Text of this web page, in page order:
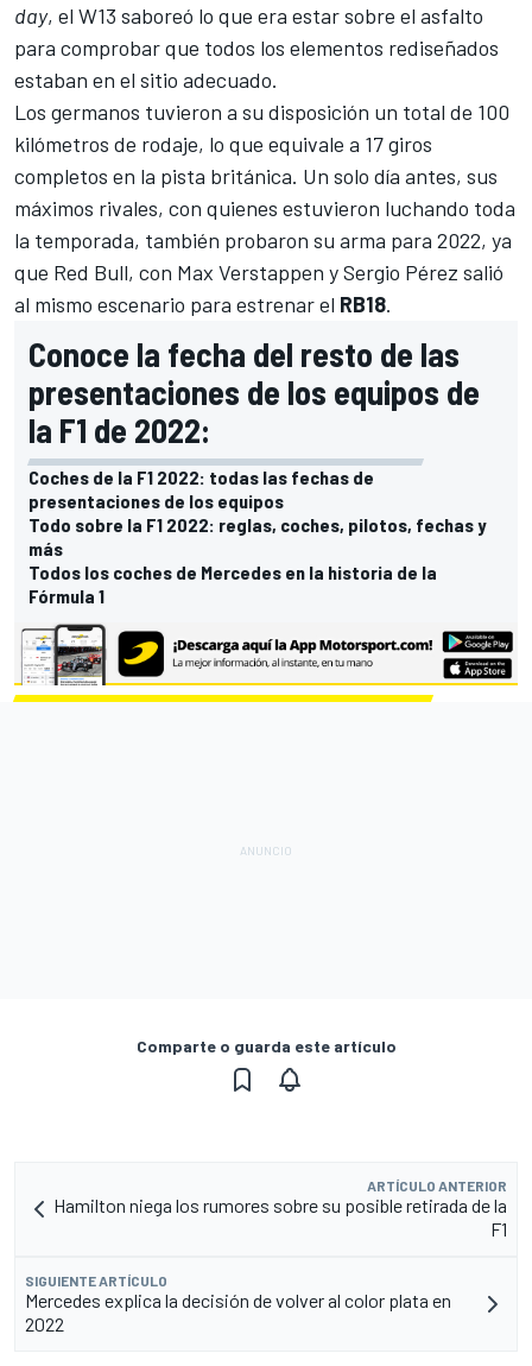
day, el W13 saboreó lo que era estar sobre el asfalto
para comprobar que todos los elementos rediseñados
estaban en el sitio adecuado.
Los germanos tuvieron a su disposición un total de 100
kilómetros de rodaje, lo que equivale a 17 giros
completos en la pista británica. Un solo día antes, sus
máximos rivales, con quienes estuvieron luchando toda
la temporada, también probaron su arma para 2022, ya
que Red Bull, con Max Verstappen ySergio Pérez salió
al mismo escenario para estrenar el RB18.
Conoce la fecha del resto de las
presentaciones de los equipos de
la F1 de 2022:
Coches de la F1 2022: todas las fechas de
presentaciones de los equipos
Todo sobre la F1 2022: reglas, coches, pilotos, fechas y
más
Todos los coches de Mercedes en la historia de la
Fórmula 1
Comparte o guarda este artículo
ARTÍCULO ANTERIOR
Hamilton niega los rumores sobre su posible retirada de la
F1
SIGUIENTE ARTÍCULO
Mercedes explica la decisión de volver al color plata en
2022